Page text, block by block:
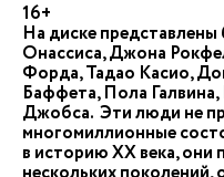
16+
На диске
Онассиса, Джона
Форда, Тадао Касио,
Баффета, Пола Галвина,
Джобса. Эти люди не
многомиллионные
в историю ХХ века, они